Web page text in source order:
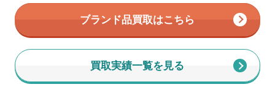
ブランド品買取はこちら
買取実績一覧を見る